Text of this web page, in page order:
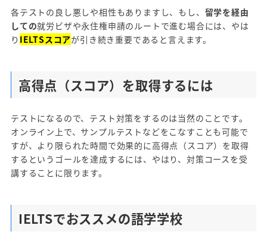
各テストの良し悪しや相性もありますし、もし、 留学を経由
しての就労ビザや永住権申請のルートで進む場合には、やは
り IELTSスコアが引き続き重要であると言えます。
高得点（スコア）を取得するには
テストになるので、テスト対策をするのは当然のことです。
オンライン上で、サンプルテストなどをこなすことも可能で
すが、より限られた時間で効果的に高得点（スコア）を取得
するというゴールを達成するには、やはり、対策コースを受
講することに限ります。
IELTSでおススメの語学学校